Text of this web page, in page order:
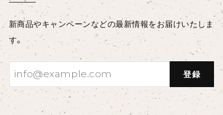
新商品やキャンペーンなどの最新情報をお届けいたしま
す。
登録